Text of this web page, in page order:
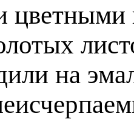
цветными
на